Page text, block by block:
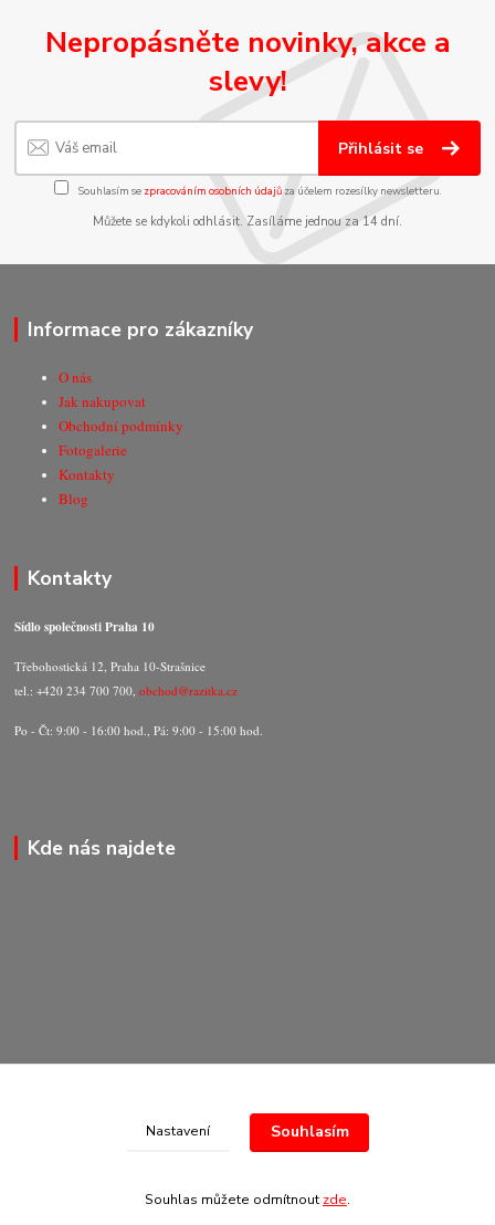
Nepropásněte novinky, akce a
slevy!
Přihlásit se
Souhlasím se zpracováním osobních údajůza účelem rozesílky newsletteru.
Můžete se kdykoli odhlásit. Zasíláme jednou za 14 dní.
Informace pro zákazníky
O nás
Jak nakupovat
Obchodní podmínky
Fotogalerie
Kontakty
Blog
Kontakty
Sídlo společnosti Praha 10
Třebohostická 12, Praha 10-Strašnice
tel.: +420 234 700 700,obchod@razitka.cz
Po - Čt: 9:00 - 16:00 hod., Pá: 9:00 - 15:00 hod.
Kde nás najdete
© Copyright 2020-2026 Marking Center CZ a.s.
Nastavení Souhlasím
Souhlas můžete odmítnout zde.